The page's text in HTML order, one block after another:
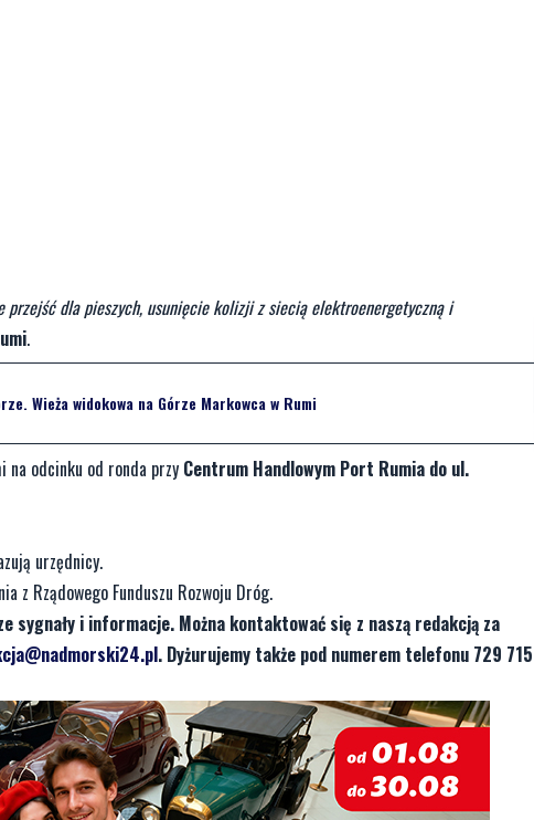
przejść dla pieszych, usunięcie kolizji z siecią elektroenergetyczną i
.
Wieża widokowa na Górze Markowca w Rumi
na odcinku od ronda przy Centrum Handlowym Port Rumia do ul.
urzędnicy.
z Rządowego Funduszu Rozwoju Dróg.
sygnały i informacje. Można kontaktować się z naszą redakcją za
. Dyżurujemy także pod numerem telefonu 729 715